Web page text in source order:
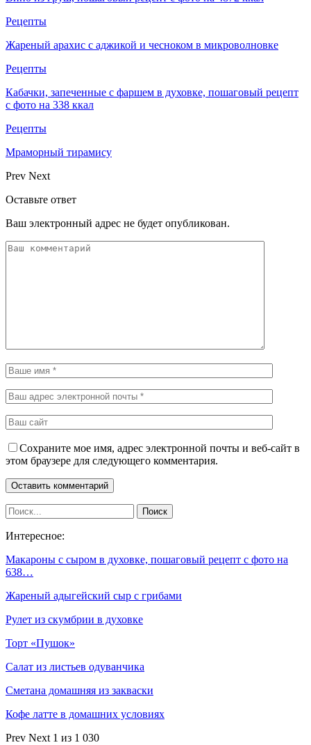
Рецепты
Жареный арахис с аджикой и чесноком в микроволновке
Рецепты
Кабачки, запеченные с фаршем в духовке, пошаговый рецепт
с фото на 338 ккал
Рецепты
Мраморный тирамису
Prev Next
Оставьте ответ
Ваш электронный адрес не будет опубликован.
Сохраните мое имя, адрес электронной почты и веб-сайт в
этом браузере для следующего комментария.
Интересное:
Макароны с сыром в духовке, пошаговый рецепт с фото на
638…
Жареный адыгейский сыр с грибами
Рулет из скумбрии в духовке
Торт «Пушок»
Салат из листьев одуванчика
Сметана домашняя из закваски
Кофе латте в домашних условиях
Prev Next 1 из 1 030